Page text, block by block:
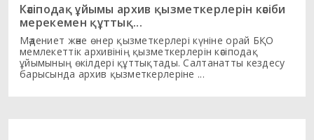
Кәсіподақ ұйымы архив қызметкерлерін кәсіби
мерекемен құттық...
Мәдениет және өнер қызметкерлері күніне орай БҚО
мемлекеттік архивінің қызметкерлерін кәсіподақ
ұйымының өкілдері құттықтады. Салтанатты кездесу
барысында архив қызметкерлеріне ...